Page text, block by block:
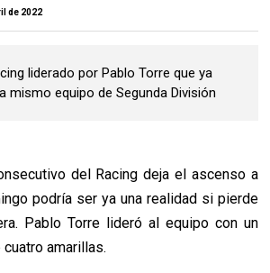
de 2022
liderado por Pablo Torre que ya
mismo equipo de Segunda División
del Racing deja el ascenso a
podría ser ya una realidad si pierde
Pablo Torre lideró al equipo con un
amarillas.